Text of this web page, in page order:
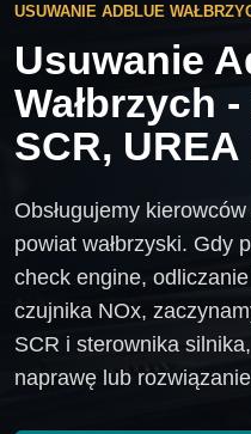
USUWANIE ADBLUE
Usuwanie
Wałbrzych
SCR, UREA
Obsługujemy
powiat wałbrzyski. Gdy
check engine,
czujnika NOx,
SCR i sterownika
naprawę lub